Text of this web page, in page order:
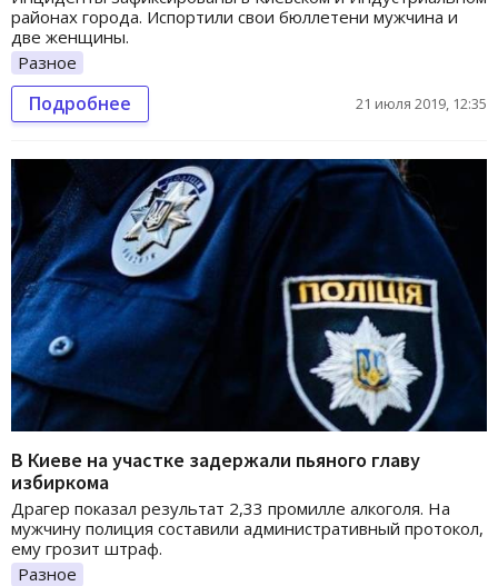
районах города. Испортили свои бюллетени мужчина и
две женщины.
Разное
Подробнее 21 июля 2019, 12:35
В Киеве на участке задержали пьяного главу
избиркома
Драгер показал результат 2,33 промилле алкоголя. На
мужчину полиция составили административный протокол,
ему грозит штраф.
Разное